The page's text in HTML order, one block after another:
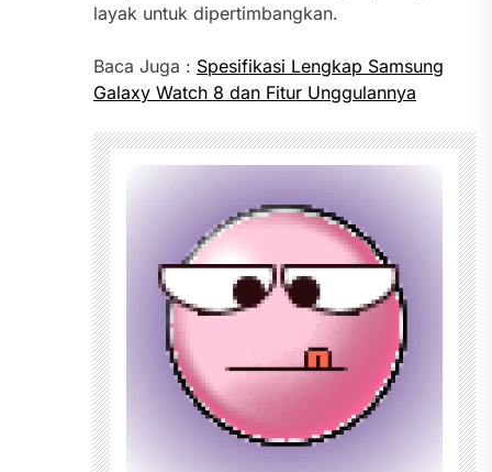
layak untuk dipertimbangkan.
Baca Juga : Spesifikasi Lengkap Samsung
Galaxy Watch 8 dan Fitur Unggulannya